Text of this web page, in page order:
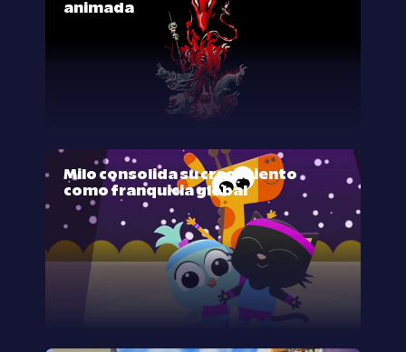
animada
Milo consolida su crecimiento
como franquicia global